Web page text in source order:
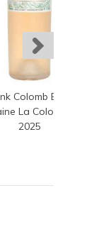
Colomb Bay
La Colombette
2025